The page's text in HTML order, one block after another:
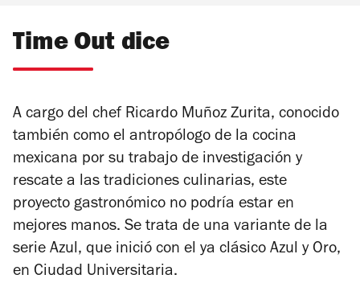
Time Out dice
A cargo del chef Ricardo Muñoz Zurita, conocido
también como el antropólogo de la cocina
mexicana por su trabajo de investigación y
rescate a las tradiciones culinarias, este
proyecto gastronómico no podría estar en
mejores manos. Se trata de una variante de la
serie Azul, que inició con el ya clásico Azul y Oro,
en Ciudad Universitaria.